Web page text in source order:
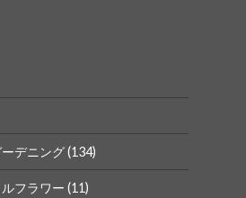
デニング(134)
フラワー (11)